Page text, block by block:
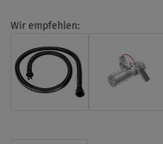
Wir empfehlen: